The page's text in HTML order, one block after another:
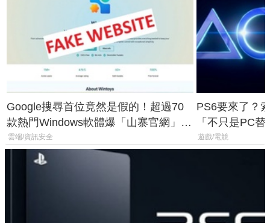
Google搜尋首位竟然是假的！超過70
款熱門Windows軟體爆「山寨官網」危
機
雲端/資訊安全
PS6要來了？
「不只是PC
廳、進軍電競
遊戲/電競